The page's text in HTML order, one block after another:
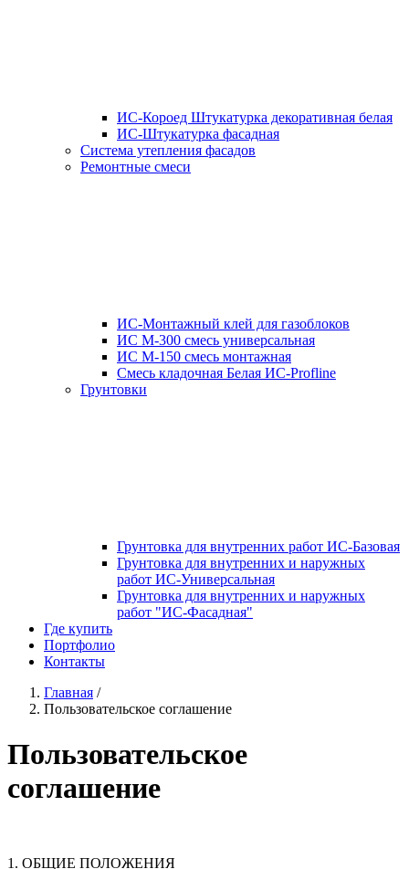
ИС-Короед Штукатурка декоративная белая
ИС-Штукатурка фасадная
Система утепления фасадов
Ремонтные смеси
ИС-Монтажный клей для газоблоков
ИС М-300 смесь универсальная
ИС М-150 смесь монтажная
Смесь кладочная Белая ИС-Profline
Грунтовки
Грунтовка для внутренних работ ИС-Базовая
Грунтовка для внутренних и наружных
работ ИС-Универсальная
Грунтовка для внутренних и наружных
работ "ИС-Фасадная"
Где купить
Портфолио
Контакты
Главная /
Пользовательское соглашение
Пользовательское
соглашение
1. ОБЩИЕ ПОЛОЖЕНИЯ